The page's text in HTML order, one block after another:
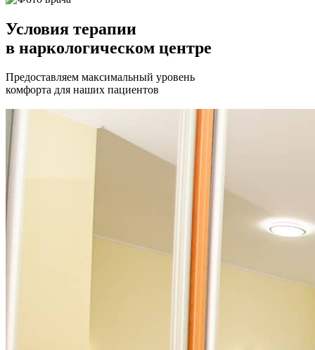
Условия терапии
в наркологическом центре
Предоставляем максимальный уровень
комфорта для наших пациентов